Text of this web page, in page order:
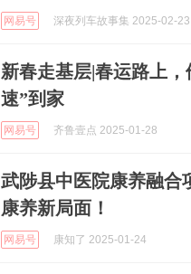
网易号 深夜列车故事集 2025-02-23
新春走基层|春运路上
速”到家
网易号 齐鲁壹点 2025-01-28
武陟县中医院康养融合
康养新局面！
网易号 康知了 2025-01-24